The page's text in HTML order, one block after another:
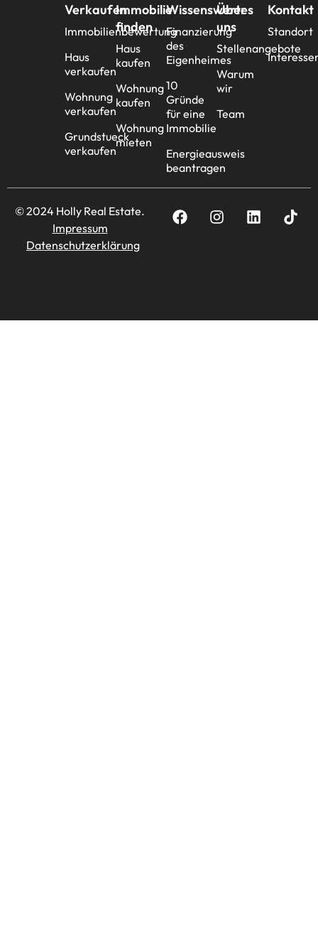
Verkaufen
Immobilienbewertung
Haus
verkaufen
Wohnung
verkaufen
Grundstueck
verkaufen
Immobilie
finden
Haus
kaufen
Wohnung
kaufen
Wohnung
mieten
Wissenswertes
Finanzierung
des
Eigenheimes
10
Gründe
für eine
Immobilie
Energieausweis
beantragen
Über
uns
Stellenangebote
Warum
wir
Team
Kontakt
Standort
© 2024 Holly Real Estate.
Impressum
Datenschutzerklärung